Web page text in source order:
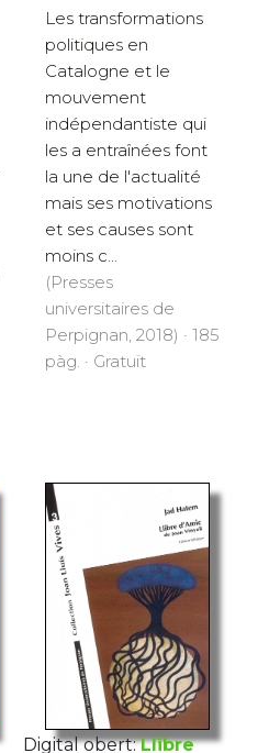
Les transformations
politiques en
Catalogne et le
mouvement
indépendantiste qui
les a entraînées font
la une de l'actualité
mais ses motivations
et ses causes sont
moins c...
(Presses
universitaires de
Perpignan, 2018) · 185
pàg. · Gratuït
Digital obert: Llibre